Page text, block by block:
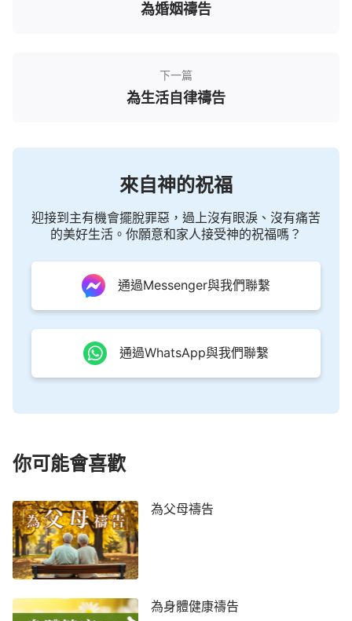
為婚姻禱告
下一篇
為生活自律禱告
來自神的祝福
迎接到主有機會擺脫罪惡，過上沒有眼淚、沒有痛苦
的美好生活。你願意和家人接受神的祝福嗎？
通過Messenger與我們聯繫
通過WhatsApp與我們聯繫
你可能會喜歡
為父母禱告
為身體健康禱告